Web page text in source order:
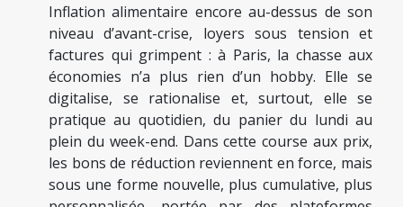
Inflation alimentaire encore au-dessus de son
niveau d’avant-crise, loyers sous tension et
factures qui grimpent : à Paris, la chasse aux
économies n’a plus rien d’un hobby. Elle se
digitalise, se rationalise et, surtout, elle se
pratique au quotidien, du panier du lundi au
plein du week-end. Dans cette course aux prix,
les bons de réduction reviennent en force, mais
sous une forme nouvelle, plus cumulative, plus